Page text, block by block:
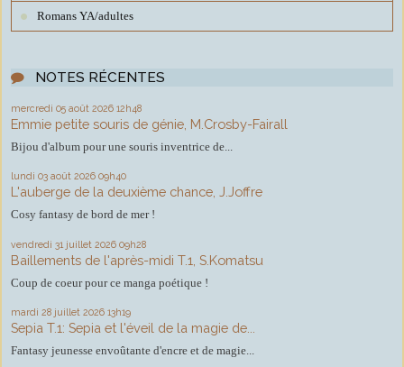
Romans YA/adultes
NOTES RÉCENTES
mercredi 05 août 2026 12h48
Emmie petite souris de génie, M.Crosby-Fairall
Bijou d'album pour une souris inventrice de...
lundi 03 août 2026 09h40
L'auberge de la deuxième chance, J.Joffre
Cosy fantasy de bord de mer !
vendredi 31 juillet 2026 09h28
Baillements de l'après-midi T.1, S.Komatsu
Coup de coeur pour ce manga poétique !
mardi 28 juillet 2026 13h19
Sepia T.1: Sepia et l'éveil de la magie de...
Fantasy jeunesse envoûtante d'encre et de magie...